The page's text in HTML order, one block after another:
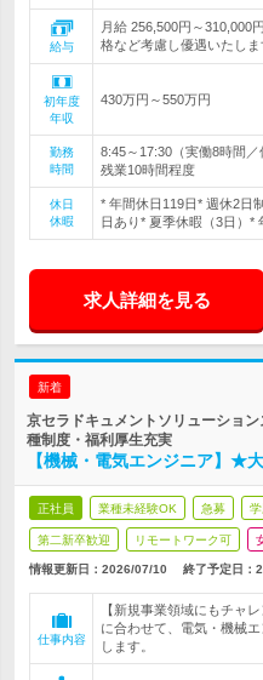
給与
月給 256,500円～310,000
格など考慮し優遇いたしま
初年度
年収
430万円～550万円
勤務
時間
8:45～17:30（実働8時間
残業10時間程度
休日
休暇
* 年間休日119日* 週休2
日あり* 夏季休暇（3日）*
求人詳細を見る
新着
京セラドキュメントソリューショ
種制度・福利厚生充実
【機械・電気エンジニア】★
正社員 業種未経験OK 急募
第二新卒歓迎 リモートワーク可
情報更新日：2026/07/10 終了予定日：
仕事内容
【新規事業領域にもチャ
に合わせて、電気・機械
します。